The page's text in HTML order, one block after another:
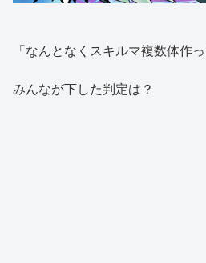
「なんとなくスキルマ複数体作っ
みんなが下した判定は？